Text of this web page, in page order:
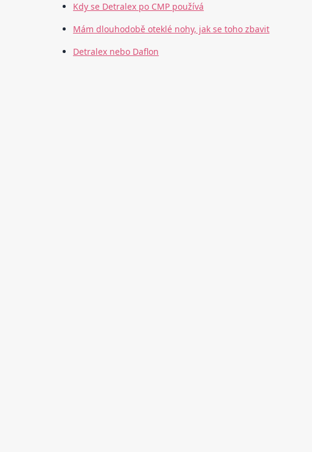
Kdy se Detralex po CMP používá
Mám dlouhodobě oteklé nohy, jak se toho zbavit
Detralex nebo Daflon